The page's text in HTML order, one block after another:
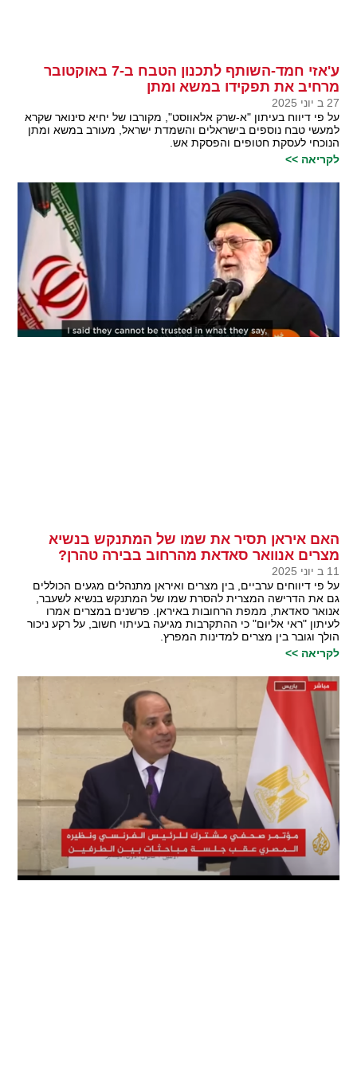
ע'אזי חמד-השותף לתכנון הטבח ב-7 באוקטובר
מרחיב את תפקידו במשא ומתן
27 ב יוני 2025
על פי דיווח בעיתון "א-שרק אלאווסט", מקורבו של יחיא סינואר שקרא
למעשי טבח נוספים בישראלים והשמדת ישראל, מעורב במשא ומתן
הנוכחי לעסקת חטופים והפסקת אש.
לקריאה >>
האם איראן תסיר את שמו של המתנקש בנשיא
מצרים אנוואר סאדאת מהרחוב בבירה טהרן?
11 ב יוני 2025
על פי דיווחים ערביים, בין מצרים ואיראן מתנהלים מגעים הכוללים
גם את הדרישה המצרית להסרת שמו של המתנקש בנשיא לשעבר,
אנואר סאדאת, ממפת הרחובות באיראן. פרשנים במצרים אמרו
לעיתון "ראי אליום" כי ההתקרבות מגיעה בעיתוי חשוב, על רקע ניכור
הולך וגובר בין מצרים למדינות המפרץ.
לקריאה >>